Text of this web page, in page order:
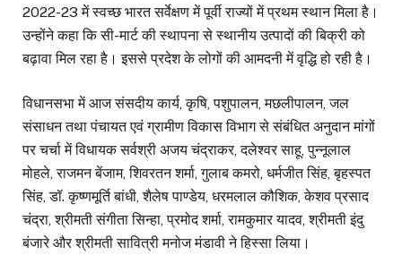
2022-23 में स्वच्छ भारत सर्वेक्षण में पूर्वी राज्यों में प्रथम स्थान मिला है।
उन्होंने कहा कि सी-मार्ट की स्थापना से स्थानीय उत्पादों की बिक्री को
बढ़ावा मिल रहा है। इससे प्रदेश के लोगों की आमदनी में वृद्धि हो रही है।
विधानसभा में आज संसदीय कार्य, कृषि, पशुपालन, मछलीपालन, जल
संसाधन तथा पंचायत एवं ग्रामीण विकास विभाग से संबंधित अनुदान मांगों
पर चर्चा में विधायक सर्वश्री अजय चंद्राकर, दलेश्वर साहू, पुन्नूलाल
मोहले, राजमन बेंजाम, शिवरतन शर्मा, गुलाब कमरो, धर्मजीत सिंह, बृहस्पत
सिंह, डॉ. कृष्णमूर्ति बांधी, शैलेष पाण्डेय, धरमलाल कौशिक, केशव प्रसाद
चंद्रा, श्रीमती संगीता सिन्हा, प्रमोद शर्मा, रामकुमार यादव, श्रीमती इंदु
बंजारे और श्रीमती सावित्री मनोज मंडावी ने हिस्सा लिया।